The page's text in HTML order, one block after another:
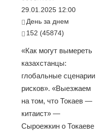
29.01.2025 12:00
День за днем
152 (45874)
«Как могут вымереть
казахстанцы:
глобальные сценарии
рисков». «Выезжаем
на том, что Токаев —
китаист» —
Сыроежкин о Токаеве